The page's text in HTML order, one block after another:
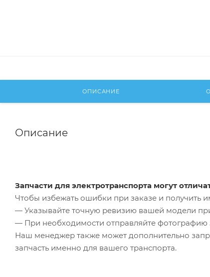
ОПИСАНИЕ
Описание
Запчасти для электротранспорта могут
Чтобы избежать ошибки при заказе и получить
— Указывайте точную ревизию вашей модели
— При необходимости отправляйте фотографию
Наш менеджер также может дополнительно
запчасть именно для вашего транспорта.